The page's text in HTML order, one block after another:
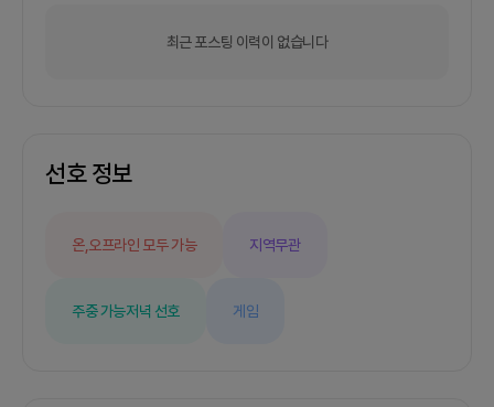
최근 포스팅 이력이 없습니다
선호 정보
온,오프라인 모두 가능 지역무관
주중 가능저녁 선호 게임